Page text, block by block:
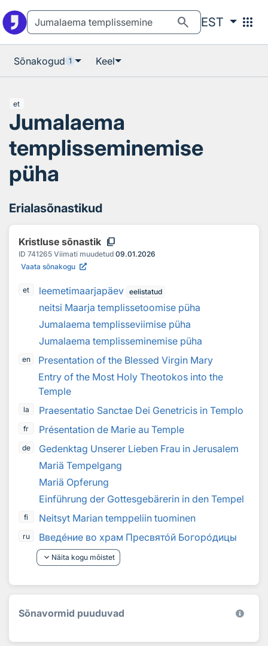
search EST apps
Sõnakogud 1 Keel
et
Jumalaema
templisseminemise
püha
Erialasõnastikud
Kristluse sõnastik content_copy
ID 741265 Viimati muudetud 09.01.2026
Vaata sõnakogu
et leemetimaarjapäev eelistatud
neitsi Maarja templissetoomise püha
Jumalaema templisseviimise püha
Jumalaema templisseminemise püha
en
Presentation of the Blessed Virgin Mary
Entry of the Most Holy Theotokos into the
Temple
la Praesentatio Sanctae Dei Genetricis in Templo
fr Présentation de Marie au Temple
de
Gedenktag Unserer Lieben Frau in Jerusalem
Mariä Tempelgang
Mariä Opferung
Einführung der Gottesgebärerin in den Tempel
fi Neitsyt Marian temppeliin tuominen
ru Введение во храм Пресвятой Богородицы
keyboard_arrow_down Näita kogu mõistet
Sõnavormid puuduvad